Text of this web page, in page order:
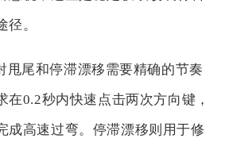
。
甩尾和停滞漂移需要精确的节奏
在0.2秒内快速点击两次方向键，
成高速过弯。停滞漂移则用于修